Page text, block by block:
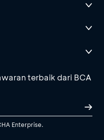
terbaik dari BCA
Enterprise.